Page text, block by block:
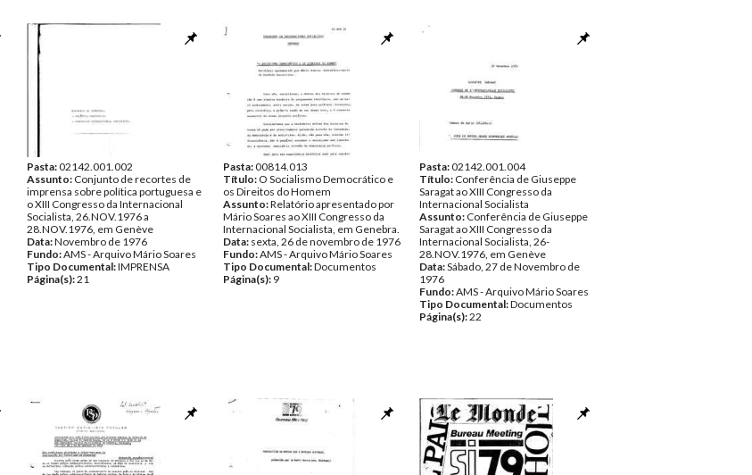
Pasta:02142.001.002
Assunto: Conjunto de recortes de
imprensa sobre política portuguesa e
o XIII Congresso da Internacional
Socialista, 26.NOV.1976 a
28.NOV.1976, em Genève
Data:Novembro de 1976
Fundo:AMS - Arquivo Mário Soares
Tipo Documental:IMPRENSA
Página(s):21
Pasta:00814.013
Título: O Socialismo Democrático e
os Direitos do Homem
Assunto:Relatório apresentado por
Mário Soares ao XIII Congresso da
Internacional Socialista, em Genebra.
Data: sexta, 26 de novembro de 1976
Fundo:AMS - Arquivo Mário Soares
Tipo Documental:Documentos
Página(s): 9
Pasta:02142.001.004
Título: Conferência de Giuseppe
Saragat ao XIII Congresso da
Internacional Socialista
Assunto: Conferência de Giuseppe
Saragat ao XIII Congresso da
Internacional Socialista, 26-
28.NOV.1976, em Genève
Data:Sábado, 27 de Novembro de
1976
Fundo:AMS - Arquivo Mário Soares
Tipo Documental:Documentos
Página(s):22